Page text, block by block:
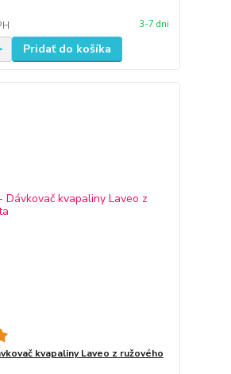
3-7 dni
Pridať do košíka
kvapaliny Laveo z ružového